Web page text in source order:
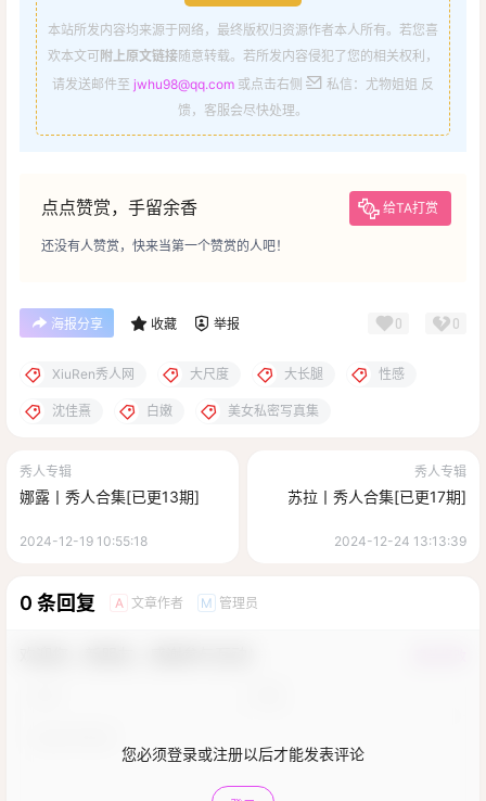
本站所发内容均来源于网络，最终版权归资源作者本人所有。若您喜
欢本文可 附上原文链接随意转载。若所发内容侵犯了您的相关权利，
请发送邮件至 jwhu98@qq.com 或点击右侧
私信：尤物姐姐 反
馈，客服会尽快处理。
点点赞赏，手留余香 给TA打赏
还没有人赞赏，快来当第一个赞赏的人吧！
海报分享 收藏 举报 0 0
XiuRen秀人网 大尺度 大长腿 性感
沈佳熹 白嫩 美女私密写真集
秀人专辑
娜露丨秀人合集[已更13期]
2024-12-19 10:55:18
秀人专辑
苏拉丨秀人合集[已更17期]
2024-12-24 13:13:39
0 条回复 A 文章作者 M 管理员
您必须登录或注册以后才能发表评论